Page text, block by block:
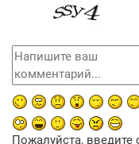
Пожалуйста,